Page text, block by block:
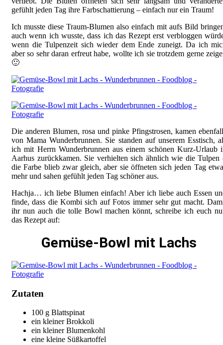
gefühlt jeden Tag ihre Farbschattierung – einfach nur ein Traum!
Ich musste diese Traum-Blumen also einfach mit aufs Bild
auch wenn ich wusste, dass ich das Rezept erst verbloggen
wenn die Tulpenzeit sich wieder dem Ende zuneigt. Da ich
aber so sehr daran erfreut habe, wollte ich sie trotzdem gerne
🙂
Die anderen Blumen, rosa und pinke Pfingstrosen, kamen
von Mama Wunderbrunnen. Sie standen auf unserem Esstisch,
ich mit Herrn Wunderbrunnen aus einem schönen Kurz-Urlaub
Aarhus zurückkamen. Sie verhielten sich ähnlich wie die Tulpen
die Farbe blieb zwar gleich, aber sie öffneten sich jeden Tag
mehr und sahen gefühlt jeden Tag schöner aus.
Hachja… ich liebe Blumen einfach! Aber ich liebe auch Essen
finde, dass die Kombi sich auf Fotos immer sehr gut macht.
ihr nun auch die tolle Bowl machen könnt, schreibe ich euch
das Rezept auf:
Gemüse-Bowl mit Lachs
Zutaten
100 g Blattspinat
ein kleiner Brokkoli
ein kleiner Blumenkohl
eine kleine Süßkartoffel